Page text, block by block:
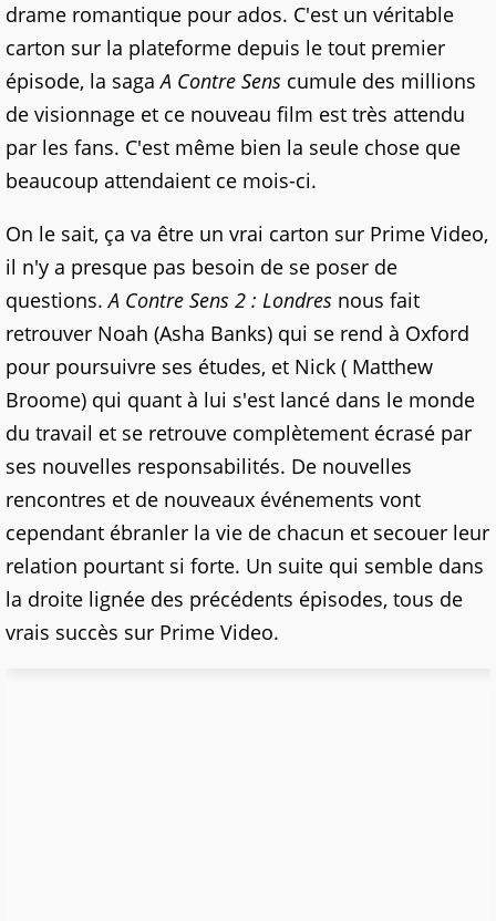
drame romantique pour ados. C'est un véritable
carton sur la plateforme depuis le tout premier
épisode, la sagaA Contre Sens cumule des millions
de visionnage et ce nouveau film est très attendu
par les fans. C'est même bien la seule chose que
beaucoup attendaient ce mois-ci.
On le sait, ça va être un vrai carton sur Prime Video,
il n'y a presque pas besoin de se poser de
questions.A Contre Sens 2 : Londres nous fait
retrouver Noah (Asha Banks) qui se rend à Oxford
pour poursuivre ses études, et Nick ( Matthew
Broome) qui quant à lui s'est lancé dans le monde
du travail et se retrouve complètement écrasé par
ses nouvelles responsabilités. De nouvelles
rencontres et de nouveaux événements vont
cependant ébranler la vie de chacun et secouer leur
relation pourtant si forte. Un suite qui semble dans
la droite lignée des précédents épisodes, tous de
vrais succès sur Prime Video.